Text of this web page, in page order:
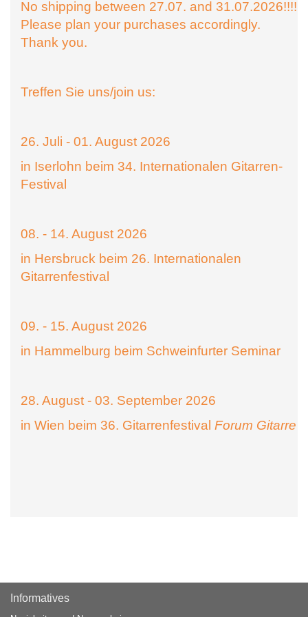
No shipping between 27.07. and 31.07.2026!!!!
Please plan your purchases accordingly.
Thank you.
Treffen Sie uns/join us:
26. Juli - 01. August 2026
in Iserlohn beim 34. Internationalen Gitarren-
Festival
08. - 14. August 2026
in Hersbruck beim 26. Internationalen
Gitarrenfestival
09. - 15. August 2026
in Hammelburg beim Schweinfurter Seminar
28. August - 03. September 2026
in Wien beim 36. Gitarrenfestival Forum Gitarre
Informatives